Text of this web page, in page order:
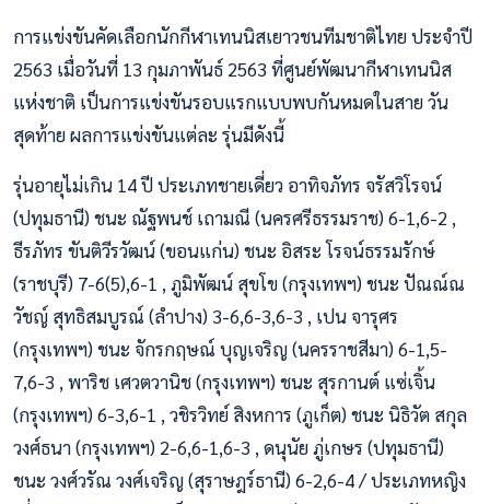
การแข่งขันคัดเลือกนักกีฬาเทนนิสเยาวชนทีมชาติไทย ประจำปี
2563 เมื่อวันที่ 13 กุมภาพันธ์ 2563 ที่ศูนย์พัฒนากีฬาเทนนิส
แห่งชาติ เป็นการแข่งขันรอบแรกแบบพบกันหมดในสาย วัน
สุดท้าย ผลการแข่งขันแต่ละ รุ่นมีดังนี้
รุ่นอายุไม่เกิน 14 ปี ประเภทชายเดี่ยว อาทิจภัทร จรัสวิโรจน์
(ปทุมธานี) ชนะ ณัฐพนช์ เถามณี (นครศรีธรรมราช) 6-1,6-2 ,
ธีรภัทร ขันติวีรวัฒน์ (ขอนแก่น) ชนะ อิสระ โรจน์ธรรมรักษ์
(ราชบุรี) 7-6(5),6-1 , ภูมิพัฒน์ สุขโข (กรุงเทพฯ) ชนะ ปัณณ์ณ
วัชญ์ สุทธิสมบูรณ์ (ลำปาง) 3-6,6-3,6-3 , เปน จารุศร
(กรุงเทพฯ) ชนะ จักรกฤษณ์ บุญเจริญ (นครราชสีมา) 6-1,5-
7,6-3 , พาริช เศวตวานิช (กรุงเทพฯ) ชนะ สุรกานต์ แซ่เจิ้น
(กรุงเทพฯ) 6-3,6-1 , วชิรวิทย์ สิงหการ (ภูเก็ต) ชนะ นิธิวัต สกุล
วงศ์ธนา (กรุงเทพฯ) 2-6,6-1,6-3 , ดนุนัย ภู่เกษร (ปทุมธานี)
ชนะ วงศ์วรัณ วงศ์เจริญ (สุราษฎร์ธานี) 6-2,6-4 / ประเภทหญิง